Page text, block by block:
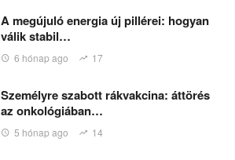
A megújuló energia új pillérei: hogyan
válik stabil…
6 hónap ago 17
Személyre szabott rákvakcina: áttörés
az onkológiában…
5 hónap ago 14